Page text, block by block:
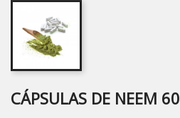
CÁPSULAS DE NEEM